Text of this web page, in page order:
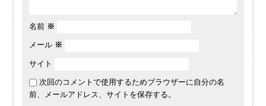
名前 ※
メール ※
サイト
次回のコメントで使用するためブラウザーに自分の名
前、メールアドレス、サイトを保存する。